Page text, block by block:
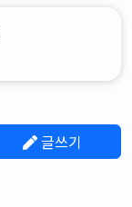
글쓰기